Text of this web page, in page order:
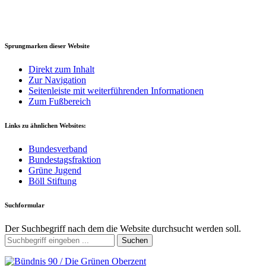
Sprungmarken dieser Website
Direkt zum Inhalt
Zur Navigation
Seitenleiste mit weiterführenden Informationen
Zum Fußbereich
Links zu ähnlichen Websites:
Bundesverband
Bundestagsfraktion
Grüne Jugend
Böll Stiftung
Suchformular
Der Suchbegriff nach dem die Website durchsucht werden soll.
Suchen